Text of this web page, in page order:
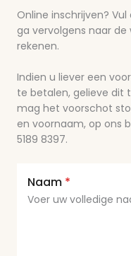
Online inschrijven?
ga vervolgens naar
rekenen.
Indien u liever een
te betalen, gelieve dit
mag het voorschot
en voornaam, op ons
5189 8397.
Naam *
Voer uw volledige